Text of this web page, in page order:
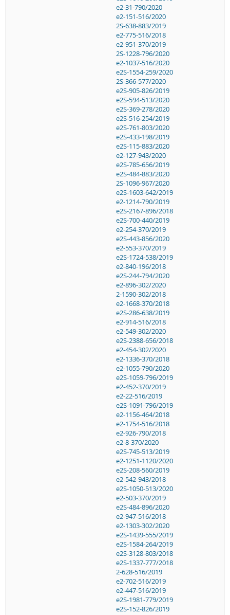
e2-31-790/2020
e2-151-516/2020
2S-638-883/2019
e2-775-516/2018
e2-951-370/2019
2S-1228-796/2020
e2-1037-516/2020
e2S-1554-259/2020
2S-366-577/2020
e2S-905-826/2019
e2S-594-513/2020
e2S-369-278/2020
e2S-516-254/2019
e2S-761-803/2020
e2S-433-198/2019
e2S-115-883/2020
e2-127-943/2020
e2S-785-656/2019
e2S-484-883/2020
2S-1096-967/2020
e2S-1603-642/2019
e2-1214-790/2019
e2S-2167-896/2018
e2S-700-440/2019
e2-254-370/2019
e2S-443-856/2020
e2-553-370/2019
e2S-1724-538/2019
e2-840-196/2018
e2S-244-794/2020
e2-896-302/2020
2-1590-302/2018
e2-1668-370/2018
e2S-286-638/2019
e2-914-516/2018
e2-549-302/2020
e2S-2388-656/2018
e2-454-302/2020
e2-1336-370/2018
e2-1055-790/2020
e2S-1059-796/2019
e2-452-370/2019
e2-22-516/2019
e2S-1091-796/2019
e2-1156-464/2018
e2-1754-516/2018
e2-926-790/2018
e2-8-370/2020
e2S-745-513/2019
e2-1251-1120/2020
e2S-208-560/2019
e2-542-943/2018
e2S-1050-513/2020
e2-503-370/2019
e2S-484-896/2020
e2-947-516/2018
e2-1303-302/2020
e2S-1439-555/2019
e2S-1584-264/2019
e2S-3128-803/2018
e2S-1337-777/2018
2-628-516/2019
e2-702-516/2019
e2-447-516/2019
e2S-1981-779/2019
e2S-152-826/2019